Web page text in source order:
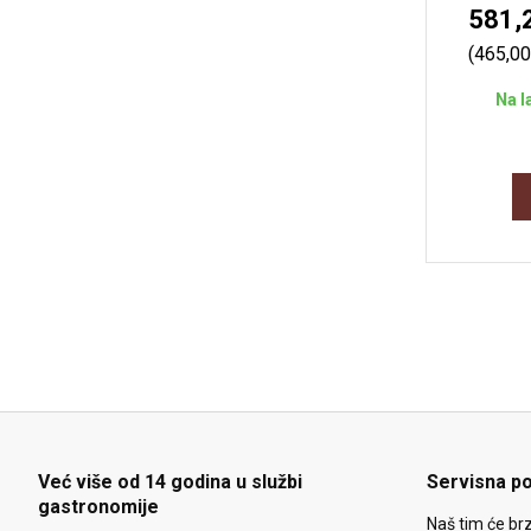
Na
Već više od 14 godina u službi
gastronomije
Servisna
Naš tim će